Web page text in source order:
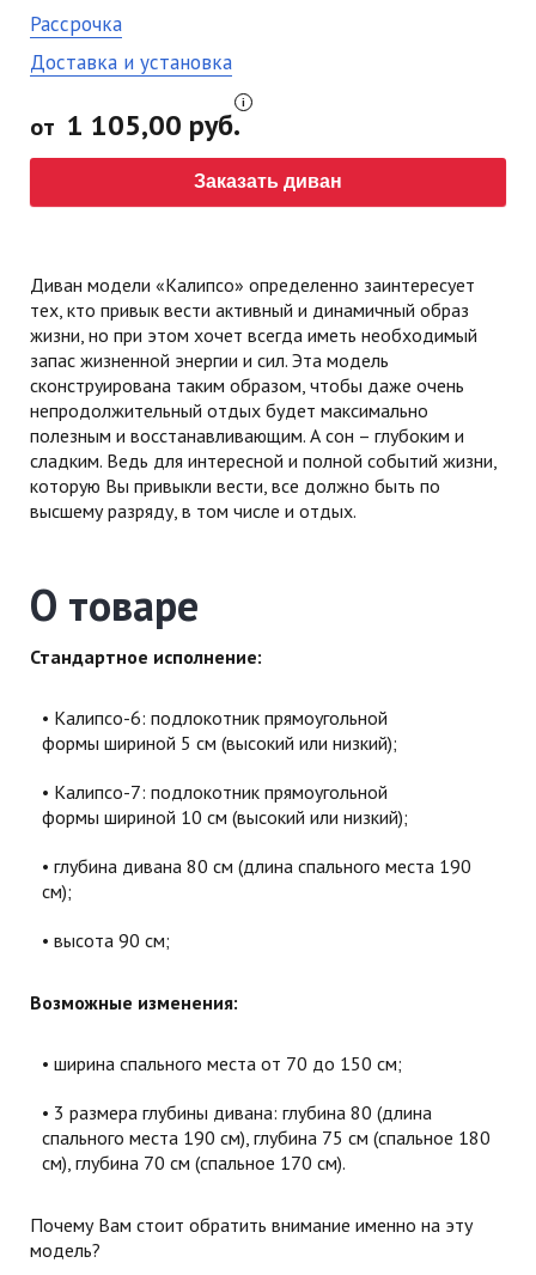
Рассрочка
Доставка и установка
от 1 105,00 руб.
Заказать диван
Диван модели «Калипсо» определенно заинтересует
тех, кто привык вести активный и динамичный образ
жизни, но при этом хочет всегда иметь необходимый
запас жизненной энергии и сил. Эта модель
сконструирована таким образом, чтобы даже очень
непродолжительный отдых будет максимально
полезным и восстанавливающим. А сон – глубоким и
сладким. Ведь для интересной и полной событий жизни,
которую Вы привыкли вести, все должно быть по
высшему разряду, в том числе и отдых.
О товаре
Стандартное исполнение:
Калипсо-6: подлокотник прямоугольной
формы шириной 5 см (высокий или низкий);
Калипсо-7: подлокотник прямоугольной
формы шириной 10 см (высокий или низкий);
глубина дивана 80 см (длина спального места 190
см);
высота 90 см;
Возможные изменения:
ширина спального места от 70 до 150 см;
3 размера глубины дивана: глубина 80 (длина
спального места 190 см), глубина 75 см (спальное 180
см), глубина 70 см (спальное 170 см).
Почему Вам стоит обратить внимание именно на эту
модель?